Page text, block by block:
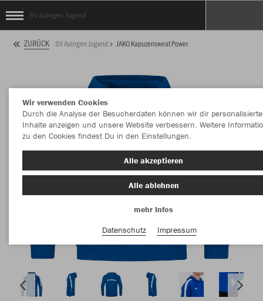
SV Auingen Jugend
ZURÜCK SV Auingen Jugend JAKO Kapuzensweat Power
Wir verwenden Cookies
Durch die Analyse der Besucherdaten können wir dir personalisierte
Inhalte anzeigen und unsere Website verbessern. Weitere
zu den Cookies findest Du in den Einstellungen.
Alle akzeptieren
Alle ablehnen
mehr Infos
Datenschutz
Impressum